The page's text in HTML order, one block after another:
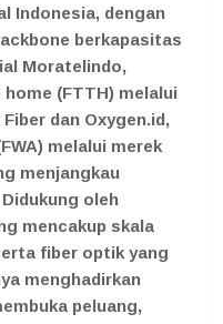
Indonesia, dengan
berkapasitas
Moratelindo,
(FTTH) melalui
dan Oxygen.id,
melalui merek
menjangkau
oleh
mencakup skala
fiber optik yang
menghadirkan
peluang,